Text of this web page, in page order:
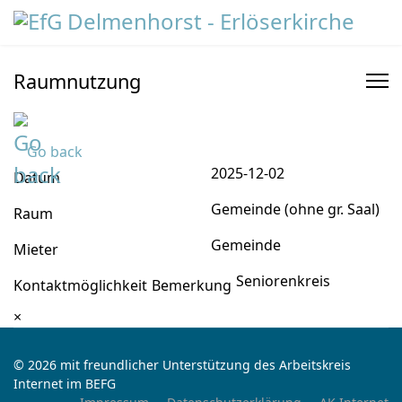
Raumnutzung
Go back
Datum
2025-12-02
Raum Gemeinde (ohne gr. Saal)
Mieter Gemeinde
Kontaktmöglichkeit Bemerkung Seniorenkreis
×
© 2026 mit freundlicher Unterstützung des Arbeitskreis
Internet im BEFG